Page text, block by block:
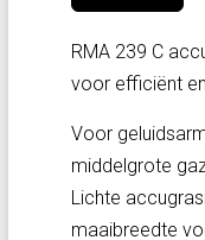
RMA 239 C
voor efficiënt
Voor
middelgrote
Lichte
maaibreedte